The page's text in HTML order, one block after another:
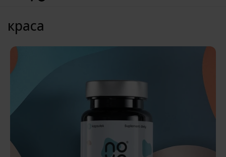
краса